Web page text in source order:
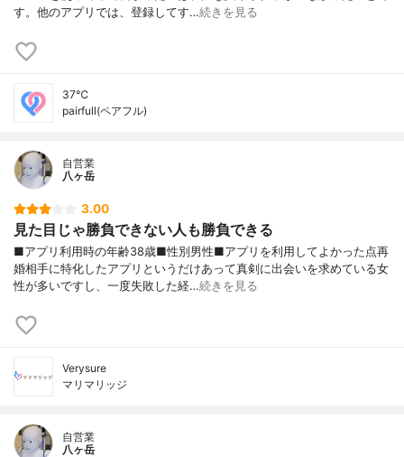
す。他のアプリでは、登録してす…続きを見る
37℃
pairfull(ペアフル)
自営業
八ヶ岳
3.00
見た目じゃ勝負できない人も勝負できる
■アプリ利用時の年齢38歳■性別男性■アプリを利用してよかった点再
婚相手に特化したアプリというだけあって真剣に出会いを求めている女
性が多いですし、一度失敗した経…続きを見る
Verysure
マリマリッジ
自営業
八ヶ岳